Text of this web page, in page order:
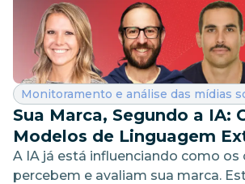
Categoria:
Monitoramento e análise das mídias
Sua Marca, Segundo a IA:
Modelos de Linguagem
Remodelando a
A IA já está influenciando como os
percebem e avaliam sua marca.